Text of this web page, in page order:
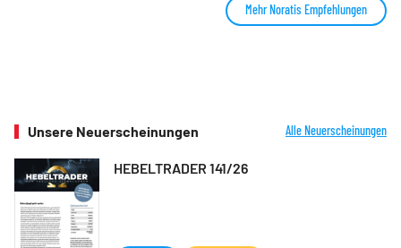
Mehr Noratis Empfehlungen
Unsere Neuerscheinungen Alle Neuerscheinungen
HEBELTRADER 141/26